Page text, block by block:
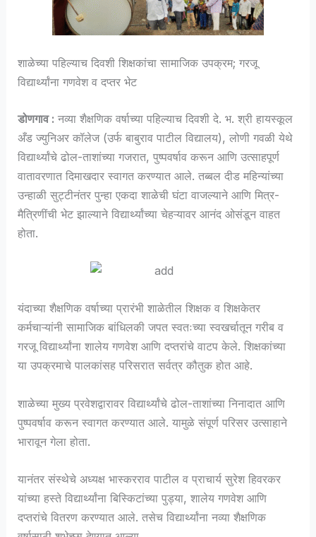
शाळेच्या पहिल्याच दिवशी शिक्षकांचा सामाजिक उपक्रम; गरजू
विद्यार्थ्यांना गणवेश व दप्तर भेट
डोणगाव : नव्या शैक्षणिक वर्षाच्या पहिल्याच दिवशी दे. भ. श्री हायस्कूल
अँड ज्युनिअर कॉलेज (उर्फ बाबुराव पाटील विद्यालय), लोणी गवळी येथे
विद्यार्थ्यांचे ढोल-ताशांच्या गजरात, पुष्पवर्षाव करून आणि उत्साहपूर्ण
वातावरणात दिमाखदार स्वागत करण्यात आले. तब्बल दीड महिन्यांच्या
उन्हाळी सुट्टीनंतर पुन्हा एकदा शाळेची घंटा वाजल्याने आणि मित्र-
मैत्रिणींची भेट झाल्याने विद्यार्थ्यांच्या चेहऱ्यावर आनंद ओसंडून वाहत
होता.
यंदाच्या शैक्षणिक वर्षाच्या प्रारंभी शाळेतील शिक्षक व शिक्षकेतर
कर्मचाऱ्यांनी सामाजिक बांधिलकी जपत स्वतःच्या स्वखर्चातून गरीब व
गरजू विद्यार्थ्यांना शालेय गणवेश आणि दप्तरांचे वाटप केले. शिक्षकांच्या
या उपक्रमाचे पालकांसह परिसरात सर्वत्र कौतुक होत आहे.
शाळेच्या मुख्य प्रवेशद्वारावर विद्यार्थ्यांचे ढोल-ताशांच्या निनादात आणि
पुष्पवर्षाव करून स्वागत करण्यात आले. यामुळे संपूर्ण परिसर उत्साहाने
भारावून गेला होता.
यानंतर संस्थेचे अध्यक्ष भास्करराव पाटील व प्राचार्य सुरेश हिवरकर
यांच्या हस्ते विद्यार्थ्यांना बिस्किटांच्या पुड्या, शालेय गणवेश आणि
दप्तरांचे वितरण करण्यात आले. तसेच विद्यार्थ्यांना नव्या शैक्षणिक